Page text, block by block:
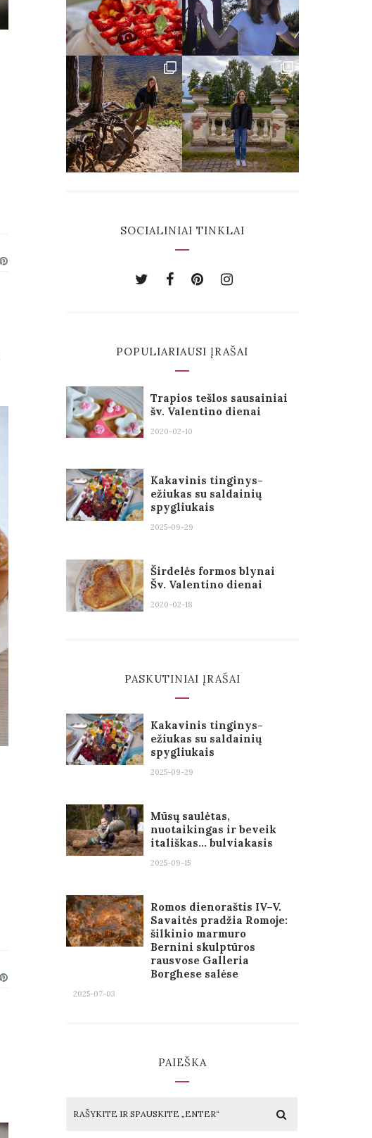
SOCIALINIAI TINKLAI
POPULIARIAUSI ĮRAŠAI
Trapios tešlos sausainiai
šv. Valentino dienai
2020-02-10
Kakavinis tinginys-
ežiukas su saldainių
spygliukais
2025-09-29
Širdelės formos blynai
Šv. Valentino dienai
2020-02-18
PASKUTINIAI ĮRAŠAI
Kakavinis tinginys-
ežiukas su saldainių
spygliukais
2025-09-29
Mūsų saulėtas,
nuotaikingas ir beveik
itališkas… bulviakasis
2025-09-15
Romos dienoraštis IV–V.
Savaitės pradžia Romoje:
šilkinio marmuro
Bernini skulptūros
rausvose Galleria
Borghese salėse
2025-07-03
PAIEŠKA